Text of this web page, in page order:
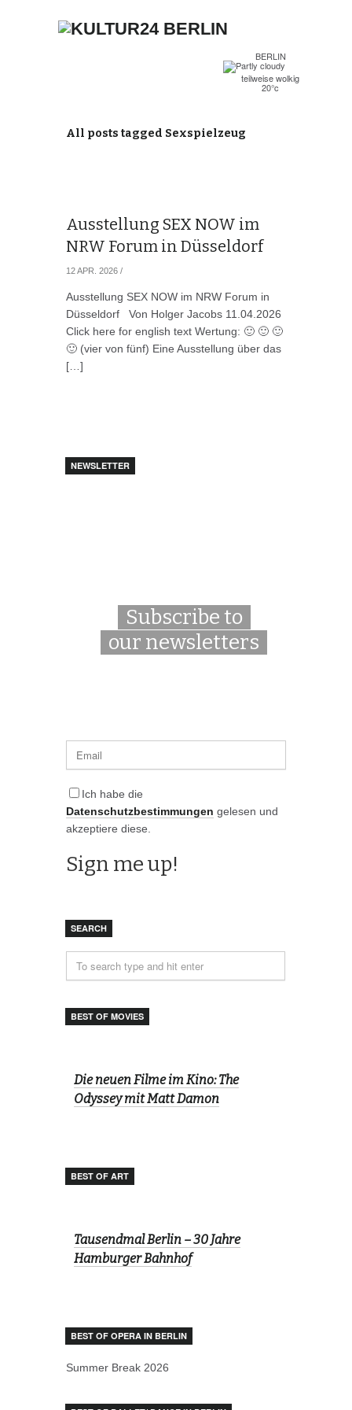
BERLIN
teilweise wolkig
20°c
All posts tagged Sexspielzeug
Ausstellung SEX NOW im
NRW Forum in Düsseldorf
12 APR. 2026 /
Ausstellung SEX NOW im NRW Forum in
Düsseldorf Von Holger Jacobs 11.04.2026
Click here for english text Wertung: 🙂 🙂 🙂
🙂 (vier von fünf) Eine Ausstellung über das
[…]
NEWSLETTER
Subscribe to
our newsletters
Ich habe die
Datenschutzbestimmungen gelesen und
akzeptiere diese.
SEARCH
BEST OF MOVIES
Die neuen Filme im Kino: The
Odyssey mit Matt Damon
BEST OF ART
Tausendmal Berlin – 30 Jahre
Hamburger Bahnhof
BEST OF OPERA IN BERLIN
Summer Break 2026